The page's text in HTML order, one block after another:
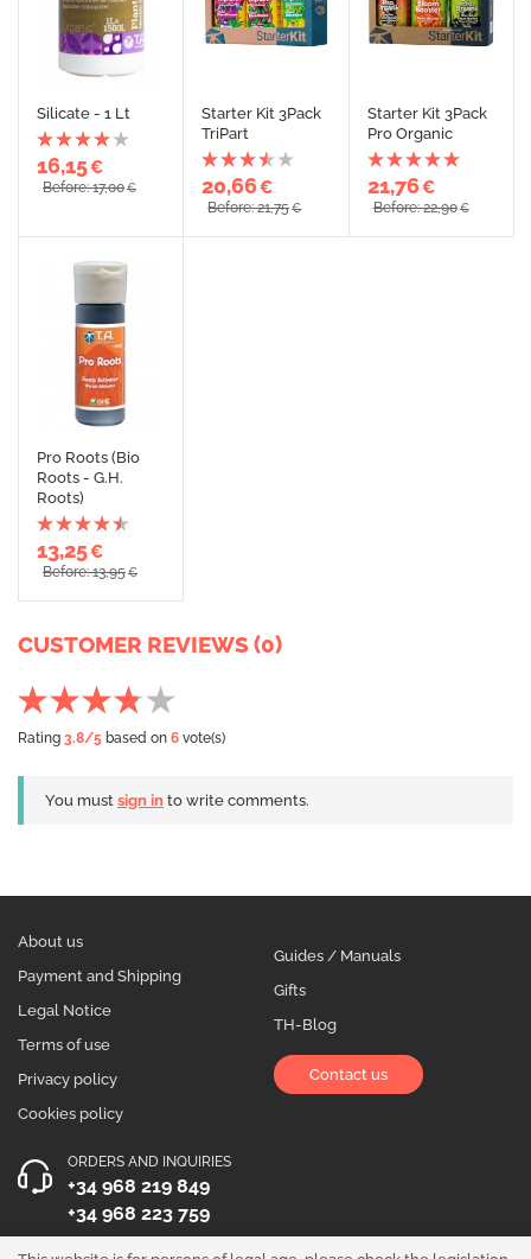
Silicate - 1 Lt
16,15€
Before: 17,00€
Starter Kit 3Pack
TriPart
20,66€
Before: 21,75€
Starter Kit 3Pack
Pro Organic
21,76€
Before: 22,90€
Pro Roots (Bio
Roots - G.H.
Roots)
13,25€
Before: 13,95€
CUSTOMER REVIEWS (0)
Rating 3.8/5 based on 6 vote(s)
You must sign in to write comments.
About us
Payment and Shipping
Legal Notice
Terms of use
Privacy policy
Cookies policy
Guides / Manuals
Gifts
TH-Blog
Contact us
ORDERS AND INQUIRIES
+34 968 219 849
+34 968 223 759